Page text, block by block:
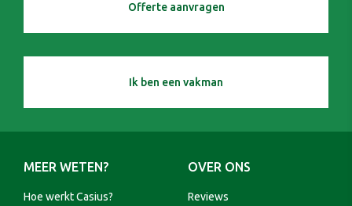
Offerte aanvragen
Ik ben een vakman
MEER WETEN?
Hoe werkt Casius?
OVER ONS
Reviews